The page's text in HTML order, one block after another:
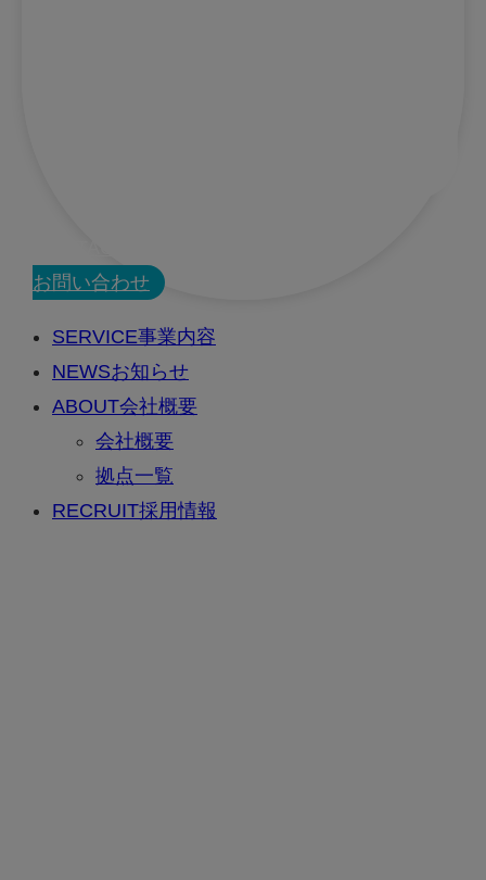
お問い合わせ
SERVICE事業内容
NEWSお知らせ
ABOUT会社概要
会社概要
拠点一覧
RECRUIT採用情報